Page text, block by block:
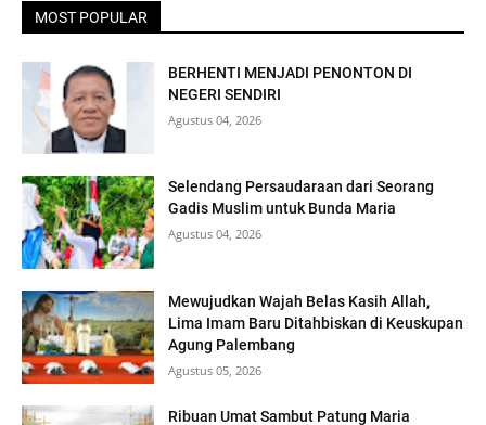
MOST POPULAR
BERHENTI MENJADI PENONTON DI
NEGERI SENDIRI
Agustus 04, 2026
Selendang Persaudaraan dari Seorang
Gadis Muslim untuk Bunda Maria
Agustus 04, 2026
Mewujudkan Wajah Belas Kasih Allah,
Lima Imam Baru Ditahbiskan di Keuskupan
Agung Palembang
Agustus 05, 2026
Ribuan Umat Sambut Patung Maria